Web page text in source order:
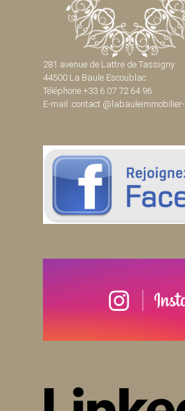
281 avenue de Lattre de Tassigny
44500 La Baule Escoublac
Téléphone +33 6 07 72 64 96
E-mail :contact